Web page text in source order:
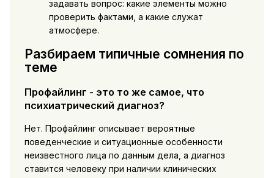
задавать вопрос: какие элементы можно
проверить фактами, а какие служат
атмосфере.
Разбираем типичные сомнения по
теме
Профайлинг - это то же самое, что
психиатрический диагноз?
Нет. Профайлинг описывает вероятные
поведенческие и ситуационные особенности
неизвестного лица по данным дела, а диагноз
ставится человеку при наличии клинических